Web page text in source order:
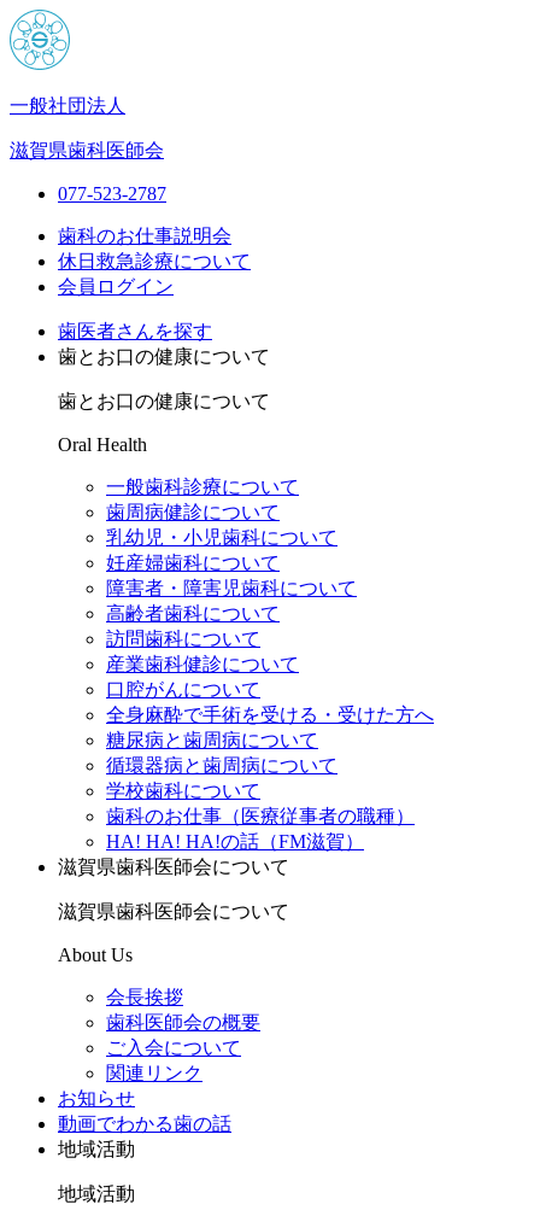
一般社団法人
滋賀県歯科医師会
077-523-2787
歯科のお仕事説明会
休日救急診療について
会員ログイン
歯医者さんを探す
歯とお口の健康について
歯とお口の健康について
Oral Health
一般歯科診療について
歯周病健診について
乳幼児・小児歯科について
妊産婦歯科について
障害者・障害児歯科について
高齢者歯科について
訪問歯科について
産業歯科健診について
口腔がんについて
全身麻酔で手術を受ける・受けた方へ
糖尿病と歯周病について
循環器病と歯周病について
学校歯科について
歯科のお仕事（医療従事者の職種）
HA! HA! HA!の話（FM滋賀）
滋賀県歯科医師会について
滋賀県歯科医師会について
About Us
会長挨拶
歯科医師会の概要
ご入会について
関連リンク
お知らせ
動画でわかる歯の話
地域活動
地域活動